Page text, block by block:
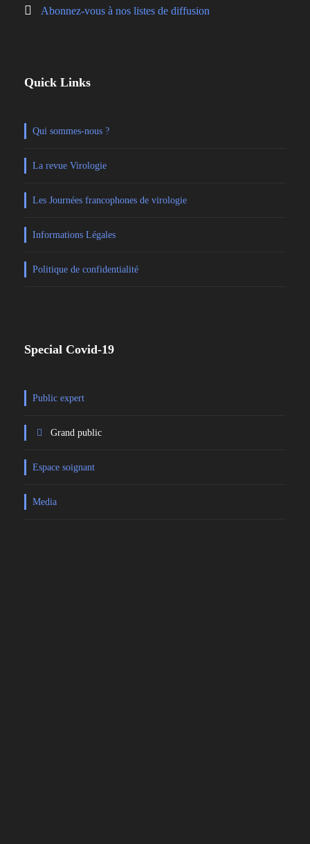
Abonnez-vous à nos listes de diffusion
Quick Links
Qui sommes-nous ?
La revue Virologie
Les Journées francophones de virologie
Informations Légales
Politique de confidentialité
Special Covid-19
Public expert
Grand public
Espace soignant
Media